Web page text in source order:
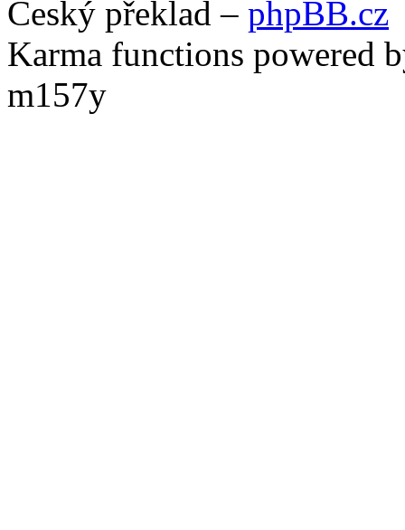
Český překlad – phpBB.cz
Karma functions powered
m157y